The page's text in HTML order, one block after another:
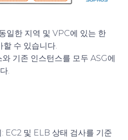
일한 지역 및 VPC에 있는 한
수 있습니다.
기존 인스턴스를 모두 ASG에
.
: EC2 및 ELB 상태 검사를 기준